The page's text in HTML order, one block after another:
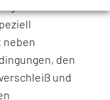
neben
den
und